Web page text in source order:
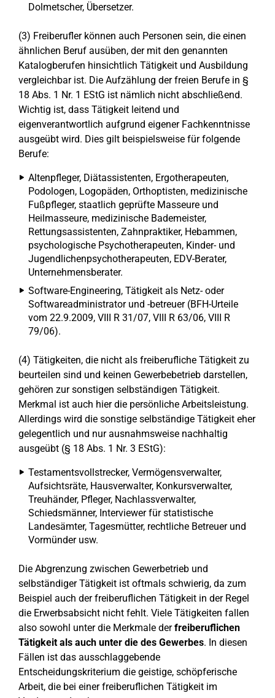
Dolmetscher, Übersetzer.
(3) Freiberufler können auch Personen sein, die einen
ähnlichen Beruf ausüben, der mit den genannten
Katalogberufen hinsichtlich Tätigkeit und Ausbildung
vergleichbar ist. Die Aufzählung der freien Berufe in §
18 Abs. 1 Nr. 1 EStG ist nämlich nicht abschließend.
Wichtig ist, dass Tätigkeit leitend und
eigenverantwortlich aufgrund eigener Fachkenntnisse
ausgeübt wird. Dies gilt beispielsweise für folgende
Berufe:
Altenpfleger, Diätassistenten, Ergotherapeuten,
Podologen, Logopäden, Orthoptisten, medizinische
Fußpfleger, staatlich geprüfte Masseure und
Heilmasseure, medizinische Bademeister,
Rettungsassistenten, Zahnpraktiker, Hebammen,
psychologische Psychotherapeuten, Kinder- und
Jugendlichenpsychotherapeuten, EDV-Berater,
Unternehmensberater.
Software-Engineering, Tätigkeit als Netz- oder
Softwareadministrator und -betreuer (BFH-Urteile
vom 22.9.2009, VIII R 31/07, VIII R 63/06, VIII R
79/06).
(4) Tätigkeiten, die nicht als freiberufliche Tätigkeit zu
beurteilen sind und keinen Gewerbebetrieb darstellen,
gehören zur sonstigen selbständigen Tätigkeit.
Merkmal ist auch hier die persönliche Arbeitsleistung.
Allerdings wird die sonstige selbständige Tätigkeit eher
gelegentlich und nur ausnahmsweise nachhaltig
ausgeübt (§ 18 Abs. 1 Nr. 3 EStG):
Testamentsvollstrecker, Vermögensverwalter,
Aufsichtsräte, Hausverwalter, Konkursverwalter,
Treuhänder, Pfleger, Nachlassverwalter,
Schiedsmänner, Interviewer für statistische
Landesämter, Tagesmütter, rechtliche Betreuer und
Vormünder usw.
Die Abgrenzung zwischen Gewerbetrieb und
selbständiger Tätigkeit ist oftmals schwierig, da zum
Beispiel auch der freiberuflichen Tätigkeit in der Regel
die Erwerbsabsicht nicht fehlt. Viele Tätigkeiten fallen
also sowohl unter die Merkmale derfreiberuflichen
Tätigkeit als auch unter die des Gewerbes. In diesen
Fällen ist das ausschlaggebende
Entscheidungskriterium die geistige, schöpferische
Arbeit, die bei einer freiberuflichen Tätigkeit im